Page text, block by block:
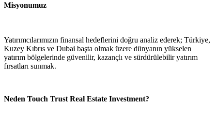
Misyonumuz
Yatırımcılarımızın finansal hedeflerini doğru analiz ederek; Türkiye,
Kuzey Kıbrıs ve Dubai başta olmak üzere dünyanın yükselen
yatırım bölgelerinde güvenilir, kazançlı ve sürdürülebilir yatırım
fırsatları sunmak.
Neden Touch Trust Real Estate Investment?